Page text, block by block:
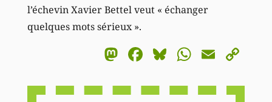
l’échevin Xavier Bettel veut « échanger
quelques mots sérieux ».
Mastodon
Facebook
BlueskyEmail